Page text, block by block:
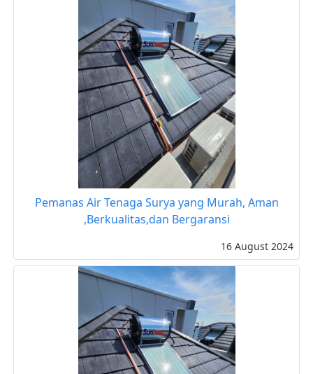
Pemanas Air Tenaga Surya yang Murah, Aman
,Berkualitas,dan Bergaransi
16 August 2024